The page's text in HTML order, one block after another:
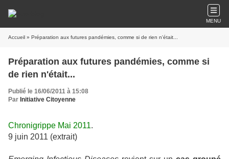
MENU
Accueil » Préparation aux futures pandémies, comme si de rien n'était...
Préparation aux futures pandémies, comme si
de rien n'était...
Publié le 16/06/2011 à 15:08
Par Initiative Citoyenne
Chronigrippe Mai 2011.
9 juin 2011 (extrait)